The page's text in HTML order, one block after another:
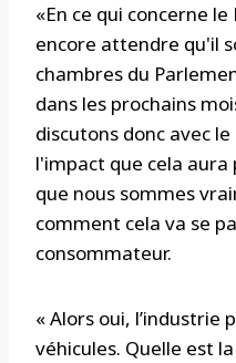
«En ce qui concerne le
encore attendre qu'il
chambres du
dans les prochains
discutons donc avec
l'impact que cela aura
que nous sommes
comment cela va se
consommateur.
« Alors oui, l’industrie
véhicules. Quelle est